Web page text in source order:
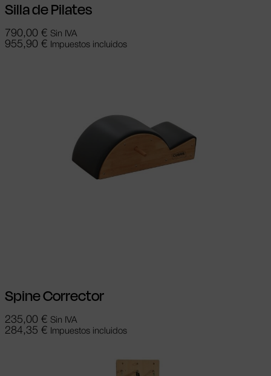
Silla de Pilates
790,00 € Sin IVA
955,90 € Impuestos incluidos
Spine Corrector
235,00 € Sin IVA
284,35 € Impuestos incluidos